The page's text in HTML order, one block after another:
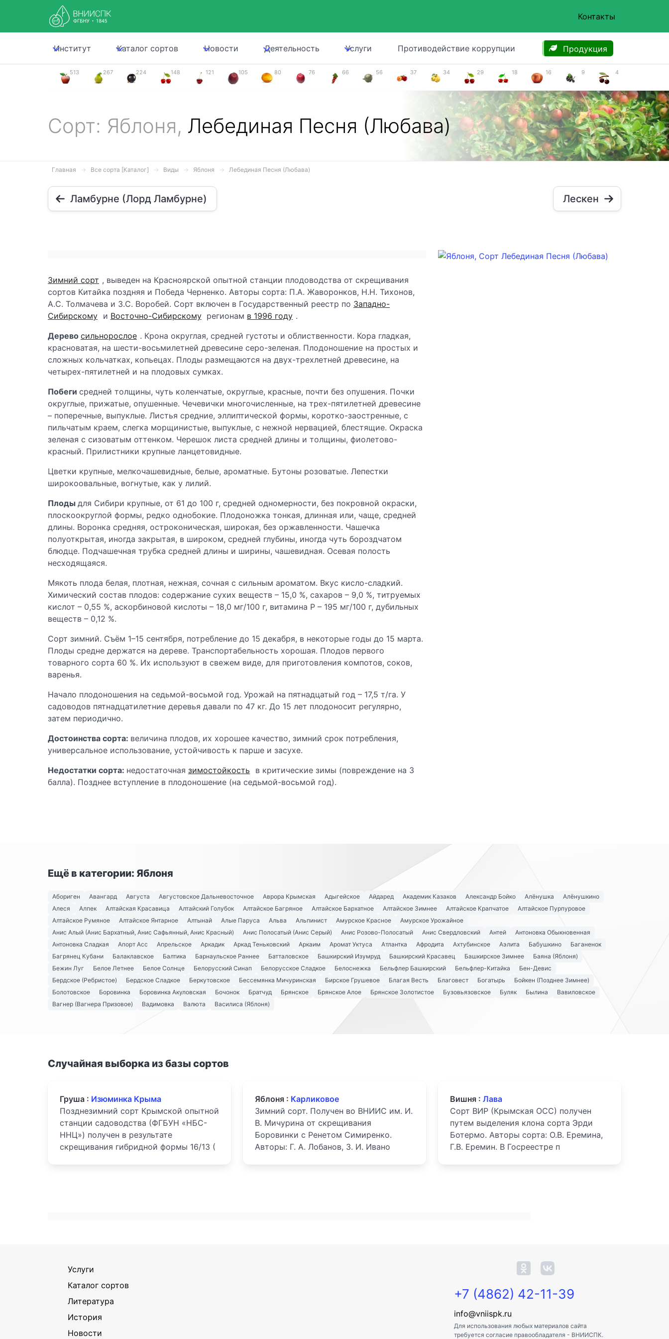
Контакты
Институт Каталог сортов Новости Деятельность Услуги Противодействие коррупции Продукция
513 267 224 148 121 105 80 76 66 56 37 34 29 18 16 9 4
Сорт: Яблоня, Лебединая Песня (Любава)
Главная Все сорта [Каталог] Виды Яблоня Лебединая Песня (Любава)
Ламбурне (Лорд Ламбурне) Лескен
Зимний сорт , выведен на Красноярской опытной станции плодоводства от скрещивания
сортов Китайка поздняя и Победа Черненко. Авторы сорта: П.А. Жаворонков, Н.Н. Тихонов,
А.С. Толмачева и 3.С. Воробей. Сорт включен в Государственный реестр по Западно-
Сибирскому и Восточно-Сибирскому регионам в 1996 году .
Дерево сильнорослое . Крона округлая, средней густоты и облиственности. Кора гладкая,
красноватая, на шести-восьмилетней древесине серо-зеленая. Плодоношение на простых и
сложных кольчатках, копьецах. Плоды размещаются на двух-трехлетней древесине, на
четырех-пятилетней и на плодовых сумках.
Побеги средней толщины, чуть коленчатые, округлые, красные, почти без опушения. Почки
округлые, прижатые, опушенные. Чечевички многочисленные, на трех-пятилетней древесине
– поперечные, выпуклые. Листья средние, эллиптической формы, коротко-заостренные, с
пильчатым краем, слегка морщинистые, выпуклые, с нежной нервацией, блестящие. Окраска
зеленая с сизоватым оттенком. Черешок листа средней длины и толщины, фиолетово-
красный. Прилистники крупные ланцетовидные.
Цветки крупные, мелкочашевидные, белые, ароматные. Бутоны розоватые. Лепестки
широкоовальные, вогнутые, как у лилий.
Плоды для Сибири крупные, от 61 до 100 г, средней одномерности, без покровной окраски,
плоскоокруглой формы, редко однобокие. Плодоножка тонкая, длинная или, чаще, средней
длины. Воронка средняя, остроконическая, широкая, без оржавленности. Чашечка
полуоткрытая, иногда закрытая, в широком, средней глубины, иногда чуть бороздчатом
блюдце. Подчашечная трубка средней длины и ширины, чашевидная. Осевая полость
несходящаяся.
Мякоть плода белая, плотная, нежная, сочная с сильным ароматом. Вкус кисло-сладкий.
Химический состав плодов: содержание сухих веществ – 15,0 %, сахаров – 9,0 %, титруемых
кислот – 0,55 %, аскорбиновой кислоты – 18,0 мг/100 г, витамина Р – 195 мг/100 г, дубильных
веществ – 0,12 %.
Сорт зимний. Съём 1–15 сентября, потребление до 15 декабря, в некоторые годы до 15 марта.
Плоды средне держатся на дереве. Транспортабельность хорошая. Плодов первого
товарного сорта 60 %. Их используют в свежем виде, для приготовления компотов, соков,
варенья.
Начало плодоношения на седьмой-восьмой год. Урожай на пятнадцатый год – 17,5 т/га. У
садоводов пятнадцатилетние деревья давали по 47 кг. До 15 лет плодоносит регулярно,
затем периодично.
Достоинства сорта: величина плодов, их хорошее качество, зимний срок потребления,
универсальное использование, устойчивость к парше и засухе.
Недостатки сорта: недостаточная зимостойкость
в критические зимы (повреждение на 3
балла). Позднее вступление в плодоношение (на седьмой-восьмой год).
Ещё в категории: Яблоня
Абориген Авангард Августа Августовское Дальневосточное Аврора Крымская Адыгейское Айдаред Академик Казаков Александр Бойко Алёнушка
Алёнушкино
Алеся
Алпек Алтайская Красавица Алтайский Голубок Алтайское Багряное Алтайское Бархатное Алтайское Зимнее Алтайское Крапчатое
Алтайское Пурпуровое
Алтайское Румяное
Алтайское Янтарное Алтынай Алые Паруса Альва Альпинист Амурское Красное
Амурское Урожайное
Анис Алый (Анис Бархатный, Анис Сафьянный, Анис Красный)
Анис Полосатый (Анис Серый) Анис Розово-Полосатый Анис Свердловский Антей
Антоновка Обыкновенная
Антоновка Сладкая
Апорт Асс Апрельское Аркадик Аркад Теньковский Аркаим Аромат Уктуса Атлантка Афродита Ахтубинское Аэлита Бабушкино
Баганенок
Багрянец Кубани
Балаклавское Балтика Барнаульское Раннее Батталовское Башкирский Изумруд Башкирский Красавец Башкирское Зимнее
Баяна (Яблоня)
Бежин Луг
Белое Летнее Белое Солнце Белорусский Синап Белорусское Сладкое Белоснежка Бельфлер Башкирский Бельфлер-Китайка
Бен-Девис
Бердское (Ребристое)
Бердское Сладкое Беркутовское Бессемянка Мичуринская Бирское Грушевое Благая Весть Благовест Богатырь
Бойкен (Позднее Зимнее)
Болотовское
Боровинка Боровинка Акуловская Бочонок Братчуд Брянское Брянское Алое Брянское Золотистое Бузовьязовское Буляк Былина
Вавиловское
Вагнер (Вагнера Призовое)
Вадимовка Валюта Василиса (Яблоня)
Случайная выборка из базы сортов
Груша : Изюминка Крыма
Позднезимний сорт Крымской опытной
станции садоводства (ФГБУН «НБС-
ННЦ») получен в результате
скрещивания гибридной формы 16/13 (
Яблоня : Карликовое
Зимний сорт. Получен во ВНИИС им. И.
В. Мичурина от скрещивания
Боровинки с Ренетом Симиренко.
Авторы: Г. А. Лобанов, З. И. Ивано
Вишня : Лава
Сорт ВИР (Крымская ОСС) получен
путем выделения клона сорта Эрди
Ботермо. Авторы сорта: О.В. Еремина,
Г.В. Еремин. В Госреестре п
Услуги
Каталог сортов
Литература
История
Новости
+7 (4862) 42-11-39
info@vniispk.ru
Для использования любых материалов сайта
требуется согласие правообладателя - ВНИИСПК.